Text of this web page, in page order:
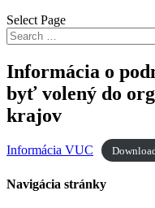
Select Page
Informácia o
byť volený do
krajov
Informácia VUC
Navigácia stránky